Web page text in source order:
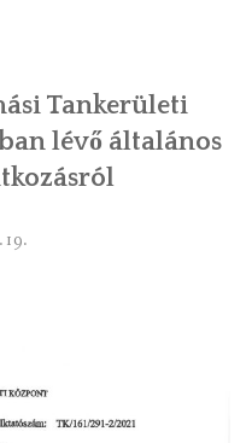
– 2026.
Tankerületi
lévő általános